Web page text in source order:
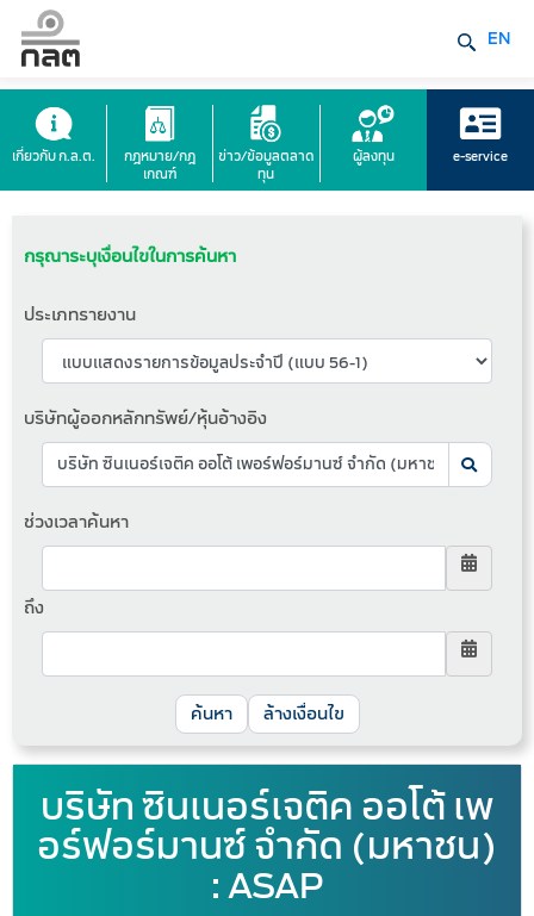
EN
เกี่ยวกับ ก.ล.ต.
กฎหมาย/กฎ
เกณฑ์
ข่าว/ข้อมูลตลาด
ทุน
ผู้ลงทุน e-service
กรุณาระบุเงื่อนไขในการค้นหา
ประเภทรายงาน
บริษัทผู้ออกหลักทรัพย์/หุ้นอ้างอิง
ช่วงเวลาค้นหา
ถึง
ล้างเงื่อนไข
บริษัท ซินเนอร์เจติค ออโต้ เพ
อร์ฟอร์มานซ์ จำกัด (มหาชน)
: ASAP